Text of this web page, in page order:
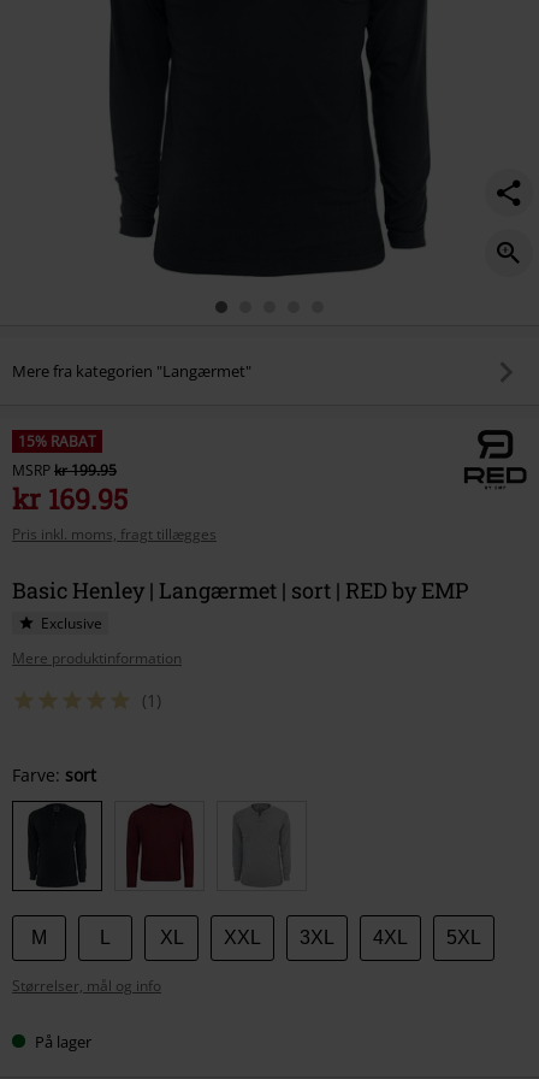
Mere fra kategorien "Langærmet"
15% RABAT
MSRPkr 199.95
kr 169.95
Pris inkl. moms, fragt tillægges
Basic Henley | Langærmet | sort | RED by EMP
Exclusive
Mere produktinformation
(1)
Vælg
din
Farve: sort
M XL XXL 3XL 4XL 5XL
Størrelser, mål og info
På lager